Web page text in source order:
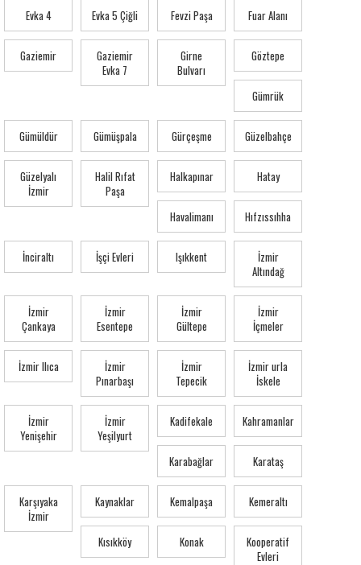
Evka 4 Evka 5 Çiğli Fevzi Paşa Fuar Alanı
Gaziemir
Gaziemir
Evka 7
Girne
Bulvarı
Göztepe
Gümrük
Gümüldür Gümüşpala Gürçeşme Güzelbahçe
Güzelyalı
İzmir
Halil Rıfat
Paşa
Halkapınar Hatay
Havalimanı Hıfzıssıhha
İnciraltı İşçi Evleri Işıkkent
İzmir
Altındağ
İzmir
Çankaya
İzmir
Esentepe
İzmir
Gültepe
İzmir
İçmeler
İzmir Ilıca
İzmir
Pınarbaşı
İzmir
Tepecik
İzmir urla
İskele
İzmir
Yenişehir
İzmir
Yeşilyurt
Kadifekale Kahramanlar
Karabağlar Karataş
Karşıyaka
İzmir
Kaynaklar Kemalpaşa Kemeraltı
Kısıkköy Konak
Kooperatif
Evleri